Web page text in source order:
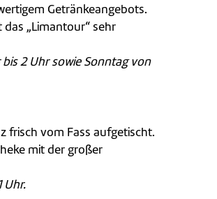
Getränkeangebots.
„Limantour“ sehr
2 Uhr sowie Sonntag von
frisch vom Fass aufgetischt.
mit der großer
Uhr.